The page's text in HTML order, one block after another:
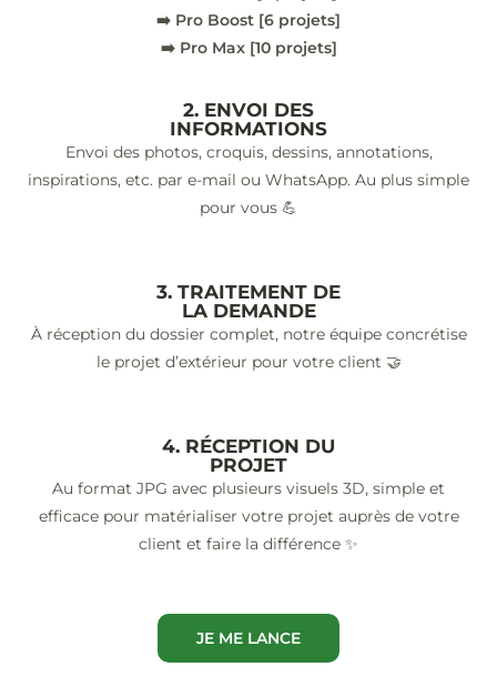
➡️ Pro Boost [6 projets]
➡️ Pro Max [10 projets]
2. ENVOI DES
INFORMATIONS
Envoi des photos, croquis, dessins, annotations,
inspirations, etc. par e-mail ou WhatsApp. Au plus simple
pour vous 💪
3. TRAITEMENT DE
LA DEMANDE
À réception du dossier complet, notre équipe concrétise
le projet d’extérieur pour votre client 🤝
4. RÉCEPTION DU
PROJET
Au format JPG avec plusieurs visuels 3D, simple et
efficace pour matérialiser votre projet auprès de votre
client et faire la différence ✨
JE ME LANCE